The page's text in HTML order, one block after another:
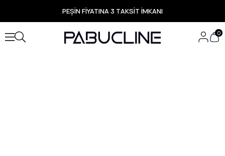
PEŞİN FİYATINA 3 TAKSİT İMKANI
TÜM ÜRÜNLERDE ÜCRETSİZ KARGO
Yeni Sezon Ürünlerde Özel Fırsatlar
Seçili Ürünlerde Hızlı Teslimat
0